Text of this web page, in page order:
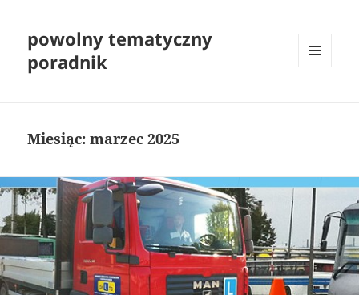
powolny tematyczny
poradnik
Miesiąc:marzec 2025